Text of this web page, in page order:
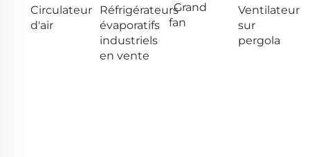
Circulateur
d'air
Réfrigérateurs
évaporatifs
industriels
en vente
Grand
fan
Ventilateur
sur
pergola